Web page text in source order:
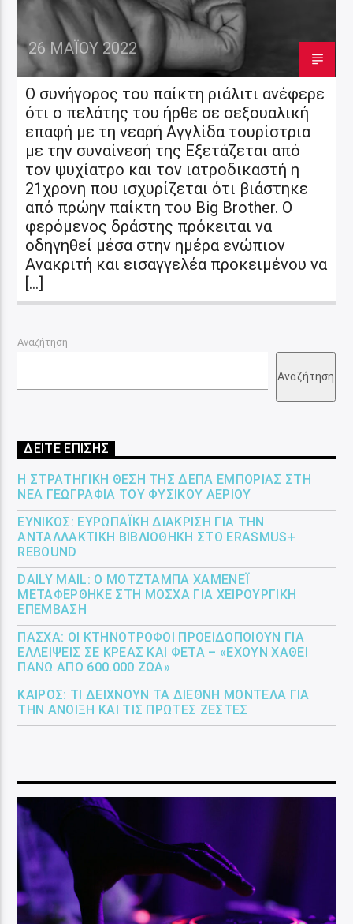
26 ΜΑΪ́ΟΥ 2022
Ο συνήγορος του παίκτη ριάλιτι ανέφερε
ότι ο πελάτης του ήρθε σε σεξουαλική
επαφή με τη νεαρή Αγγλίδα τουρίστρια
με την συναίνεσή της Εξετάζεται από
τον ψυχίατρο και τον ιατροδικαστή η
21χρονη που ισχυρίζεται ότι βιάστηκε
από πρώην παίκτη του Big Brother. Ο
φερόμενος δράστης πρόκειται να
οδηγηθεί μέσα στην ημέρα ενώπιον
Ανακριτή και εισαγγελέα προκειμένου να
[…]
Αναζήτηση
Αναζήτηση
ΔΕΙΤΕ ΕΠΙΣΗΣ
Η ΣΤΡΑΤΗΓΙΚΉ ΘΈΣΗ ΤΗΣ ΔΕΠΑ ΕΜΠΟΡΊΑΣ ΣΤΗ
ΝΈΑ ΓΕΩΓΡΑΦΊΑ ΤΟΥ ΦΥΣΙΚΟΎ ΑΕΡΊΟΥ
ΕΎΝΙΚΟΣ: ΕΥΡΩΠΑΪΚΉ ΔΙΆΚΡΙΣΗ ΓΙΑ ΤΗΝ
ΑΝΤΑΛΛΑΚΤΙΚΉ ΒΙΒΛΙΟΘΉΚΗ ΣΤΟ ERASMUS+
REBOUND
DAILY MAIL: Ο ΜΟΤΖΤΆΜΠΑ ΧΑΜΕΝΕΪ́
ΜΕΤΑΦΈΡΘΗΚΕ ΣΤΗ ΜΌΣΧΑ ΓΙΑ ΧΕΙΡΟΥΡΓΙΚΉ
ΕΠΈΜΒΑΣΗ
ΠΆΣΧΑ: ΟΙ ΚΤΗΝΟΤΡΌΦΟΙ ΠΡΟΕΙΔΟΠΟΙΟΎΝ ΓΙΑ
ΕΛΛΕΊΨΕΙΣ ΣΕ ΚΡΈΑΣ ΚΑΙ ΦΈΤΑ – «ΈΧΟΥΝ ΧΑΘΕΊ
ΠΆΝΩ ΑΠΌ 600.000 ΖΏΑ»
ΚΑΙΡΌΣ: ΤΙ ΔΕΊΧΝΟΥΝ ΤΑ ΔΙΕΘΝΉ ΜΟΝΤΈΛΑ ΓΙΑ
ΤΗΝ ΆΝΟΙΞΗ ΚΑΙ ΤΙΣ ΠΡΏΤΕΣ ΖΈΣΤΕΣ